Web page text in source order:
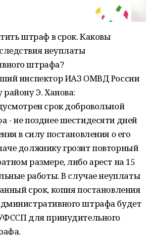
штраф в срок. Каковы
неуплаты
штрафа?
инспектор ИАЗ ОМВД России
Э. Ханова:
срок добровольной
- не позднее шестидесяти дней
в силу постановления о его
должнику грозит повторный
размере, либо арест на 15
работы. В случае неуплаты
срок, копия постановления
штрафа будет
для принудительного